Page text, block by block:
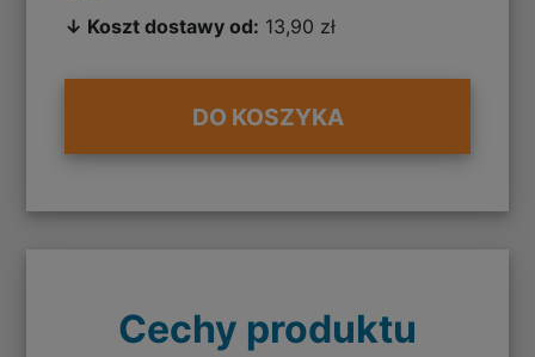
↓ Koszt dostawy od: 13,90 zł
DO KOSZYKA
Cechy produktu